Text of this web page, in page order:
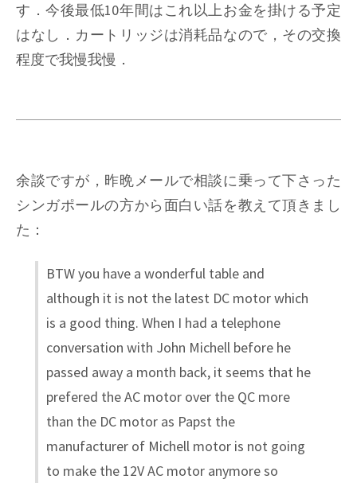
す．今後最低10年間はこれ以上お金を掛ける予定
はなし．カートリッジは消耗品なので，その交換
程度で我慢我慢．
余談ですが，昨晩メールで相談に乗って下さった
シンガポールの方から面白い話を教えて頂きまし
た：
BTW you have a wonderful table and
although it is not the latest DC motor which
is a good thing. When I had a telephone
conversation with John Michell before he
passed away a month back, it seems that he
prefered the AC motor over the QC more
than the DC motor as Papst the
manufacturer of Michell motor is not going
to make the 12V AC motor anymore so